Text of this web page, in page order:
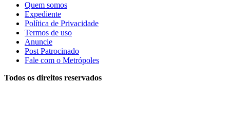
Quem somos
Expediente
Política de Privacidade
Termos de uso
Anuncie
Post Patrocinado
Fale com o Metrópoles
Todos os direitos reservados